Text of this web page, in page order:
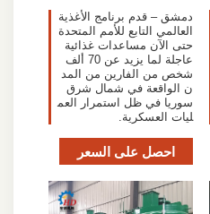
دمشق – قدم برنامج الأغذية
العالمي التابع للأمم المتحدة
حتى الآن مساعدات غذائية
عاجلة لما يزيد عن 70 ألف
شخص من الفارين من المد
ن الواقعة في شمال شرق
سوريا في ظل استمرار العم
ليات العسكرية.
احصل على السعر